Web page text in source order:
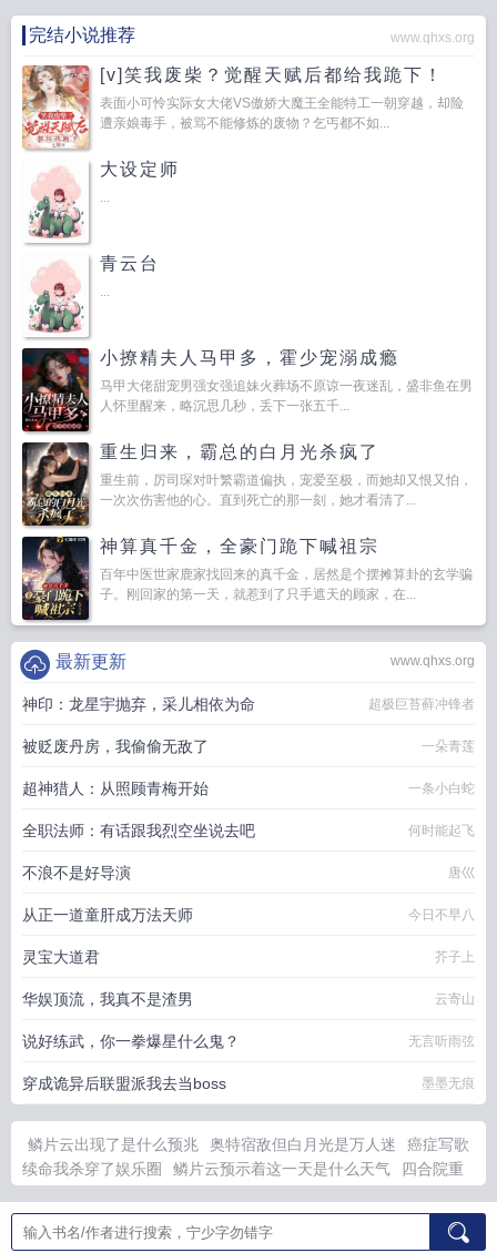
完结小说推荐 www.qhxs.org
[v]笑我废柴？觉醒天赋后都给我跪下！
表面小可怜实际女大佬VS傲娇大魔王全能特工一朝穿越，却险
遭亲娘毒手，被骂不能修炼的废物？乞丐都不如...
大设定师
...
青云台
...
小撩精夫人马甲多，霍少宠溺成瘾
马甲大佬甜宠男强女强追妹火葬场不原谅一夜迷乱，盛非鱼在男
人怀里醒来，略沉思几秒，丢下一张五千...
重生归来，霸总的白月光杀疯了
重生前，厉司琛对叶繁霸道偏执，宠爱至极，而她却又恨又怕，
一次次伤害他的心。直到死亡的那一刻，她才看清了...
神算真千金，全豪门跪下喊祖宗
百年中医世家鹿家找回来的真千金，居然是个摆摊算卦的玄学骗
子。刚回家的第一天，就惹到了只手遮天的顾家，在...
www.qhxs.org
最新更新
神印：龙星宇抛弃，采儿相依为命 超极巨苔藓冲锋者
被贬废丹房，我偷偷无敌了 一朵青莲
超神猎人：从照顾青梅开始 一条小白蛇
全职法师：有话跟我烈空坐说去吧 何时能起飞
不浪不是好导演 唐巛
从正一道童肝成万法天师 今日不早八
灵宝大道君 芥子上
华娱顶流，我真不是渣男 云寄山
说好练武，你一拳爆星什么鬼？ 无言听雨弦
穿成诡异后联盟派我去当boss 墨墨无痕
鳞片云出现了是什么预兆 奥特宿敌但白月光是万人迷
癌症写歌
续命我杀穿了娱乐圈
鳞片云预示着这一天是什么天气
四合院重
文阅读
慕南枝简介 癌症作词女孩 狂仙出狱全本TXT
寒门布衣
入帝阙免费阅读全文
寒门布衣天子全文免费阅读 我爹他是九千